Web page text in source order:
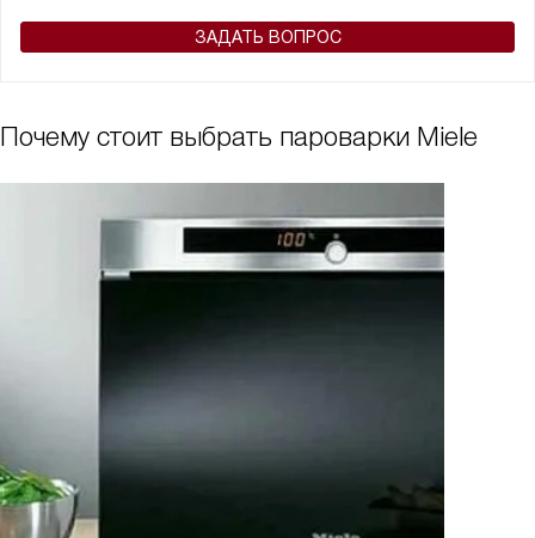
ЗАДАТЬ ВОПРОС
Почему стоит выбрать пароварки Miele